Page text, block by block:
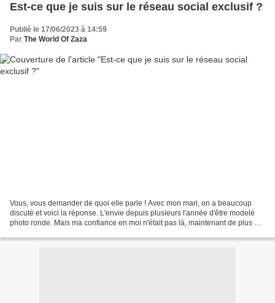
Est-ce que je suis sur le réseau social exclusif ?
Publié le 17/06/2023 à 14:59
Par The World Of Zaza
Vous, vous demander de quoi elle parle ! Avec mon mari, on a beaucoup
discuté et voici la réponse. L'envie depuis plusieurs l'année d'être modelé
photo ronde. Mais ma confiance en moi n'était pas là, maintenant de plus en